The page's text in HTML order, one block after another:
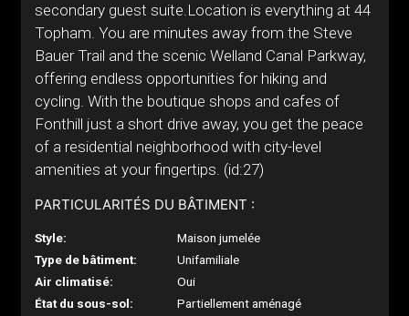
secondary guest suite.Location is everything at 44
Topham. You are minutes away from the Steve
Bauer Trail and the scenic Welland Canal Parkway,
offering endless opportunities for hiking and
cycling. With the boutique shops and cafes of
Fonthill just a short drive away, you get the peace
of a residential neighborhood with city-level
amenities at your fingertips. (id:27)
PARTICULARITÉS DU BÂTIMENT :
Style:
Maison jumelée
Type de bâtiment:
Unifamiliale
Air climatisé:
Oui
État du sous-sol:
Partiellement aménagé